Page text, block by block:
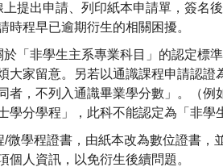
提出申請、列印紙本申請單，簽
程早已逾期衍生的相關困擾。
「非學生主系專業科目」的認定
家留意。另若以通識課程申請認
，不列入通識畢業學分數」。（
分學程」，此科不能認定為「非學
微學程證書，由紙本改為數位證書
人資訊，以免衍生後續問題。